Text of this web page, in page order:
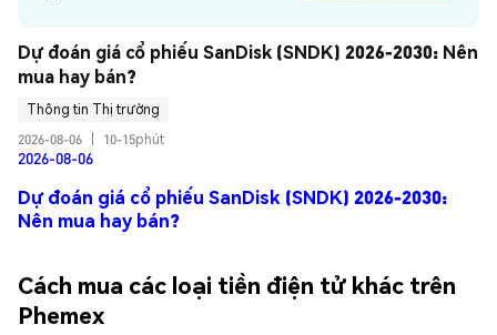
Dự đoán giá cổ phiếu SanDisk (SNDK) 2026-2030: Nên
mua hay bán?
Thông tin Thị trường
2026-08-06
10-15phút
2026-08-06
Dự đoán giá cổ phiếu SanDisk (SNDK) 2026-2030:
Nên mua hay bán?
Cách mua các loại tiền điện tử khác trên
Phemex